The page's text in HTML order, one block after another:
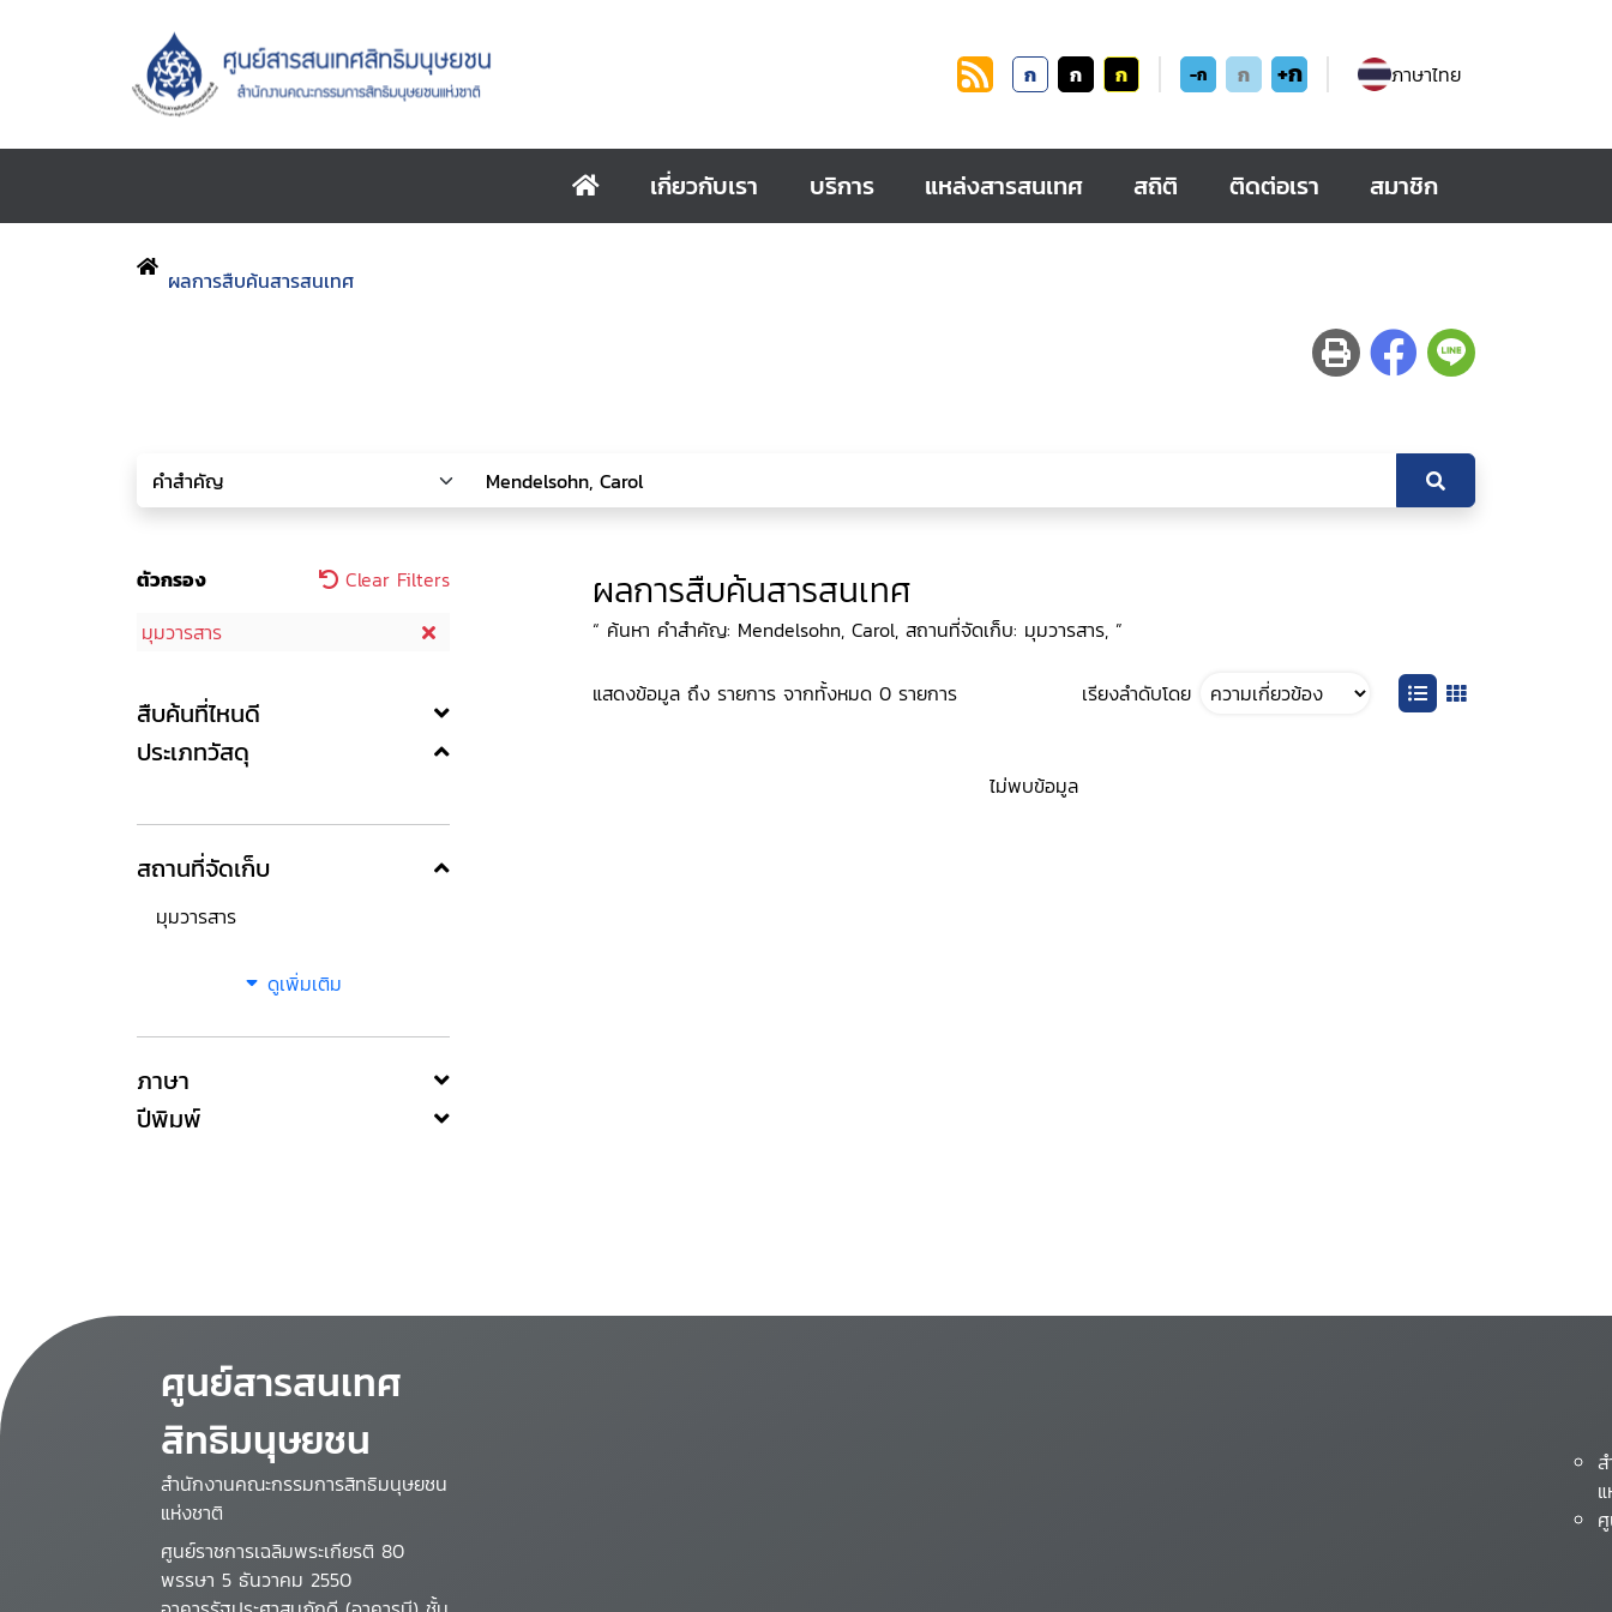
ก ก ก -ก ก +ก ภาษาไทย
เกี่ยวกับเรา บริการ แหล่งสารสนเทศ สถิติ ติดต่อเรา สมาชิก
ผลการสืบค้นสารสนเทศ
ตัวกรอง
Clear Filters
มุมวารสาร
สืบค้นที่ไหนดี
ประเภทวัสดุ
สถานที่จัดเก็บ
มุมวารสาร
ดูเพิ่มเติม
ภาษา
ปีพิมพ์
ผลการสืบค้นสารสนเทศ
“ ค้นหา คำสำคัญ: Mendelsohn, Carol, สถานที่จัดเก็บ: มุมวารสาร, ”
แสดงข้อมูล ถึง รายการ จากทั้งหมด 0 รายการ เรียงลำดับโดย
ไม่พบข้อมูล
ศูนย์สารสนเทศ
สิทธิมนุษยชน
สำนักงานคณะกรรมการสิทธิมนุษยชน
แห่งชาติ
ศูนย์ราชการเฉลิมพระเกียรติ 80
พรรษา 5 ธันวาคม 2550